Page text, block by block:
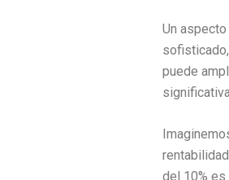
Un
puede
del 10% es